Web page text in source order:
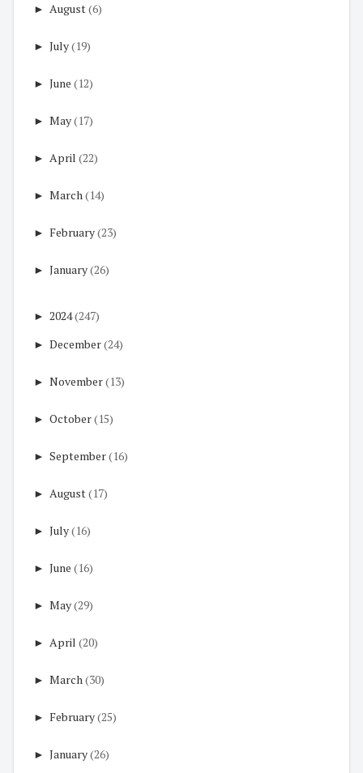
► August(6)
► July(19)
► June (12)
► May(17)
► April (22)
► March(14)
► February(23)
► January(26)
► 2024(247)
► December(24)
► November(13)
► October(15)
► September(16)
► August(17)
► July(16)
► June (16)
► May(29)
► April (20)
► March(30)
► February(25)
► January(26)